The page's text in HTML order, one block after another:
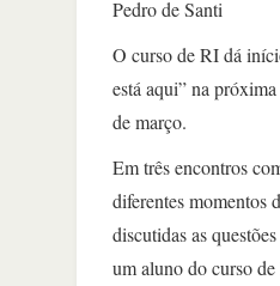
Pedro de Santi
O curso de RI dá
está aqui” na
de março.
Em três encontros
diferentes momentos
discutidas as
um aluno do curso